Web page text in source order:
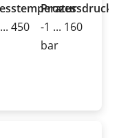
450
Prozessdruck
-1 ... 160
bar